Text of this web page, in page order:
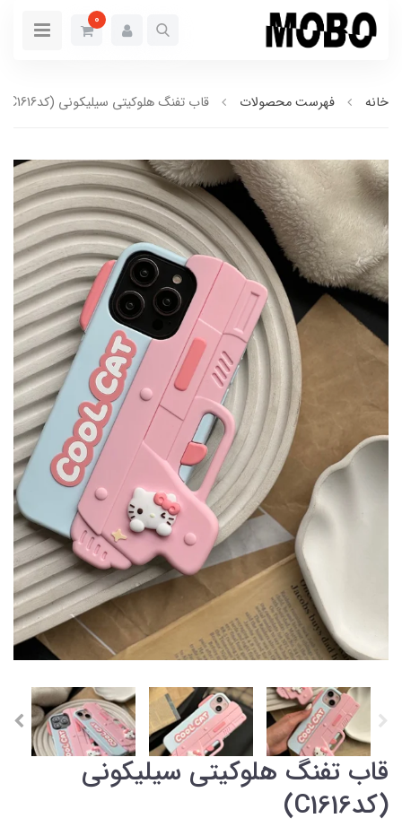
0
خانه فهرست محصولات قاب تفنگ هلوکیتی سیلیکونی (کدC1616)
قاب تفنگ هلوکیتی سیلیکونی
(کدC1616)